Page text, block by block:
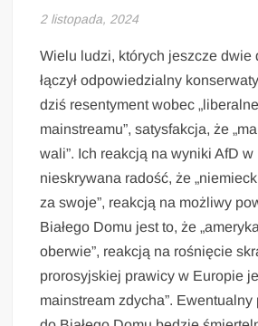
2 listopada, 2024
Wielu ludzi, których jeszcze dwie
łączył odpowiedzialny
dziś resentyment wobec
mainstreamu”, satysfakcja, że
wali”. Ich reakcją na wyniki AfD
nieskrywana radość, że
za swoje”, reakcją na możliwy
Białego Domu jest to, że
oberwie”, reakcją na rośnięcie
prorosyjskiej prawicy w Europie
mainstream zdycha”. Ewentualny